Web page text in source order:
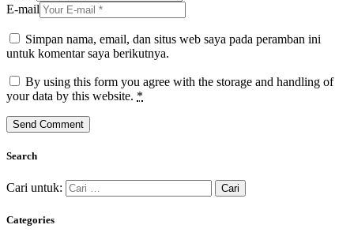
E-mail
Simpan nama, email, dan situs web saya pada peramban ini
untuk komentar saya berikutnya.
By using this form you agree with the storage and handling of
your data by this website. *
Search
Cari untuk:
Categories